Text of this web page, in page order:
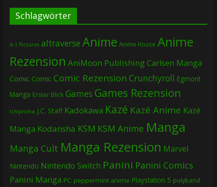
Schlagwörter
A-1 Pictures altraverse Anime Anime House Anime
Rezension AniMoon PublishingCarlsen Manga
Comic Comic Comic Rezension Crunchyroll Egmont
Manga Erster Blick Games Games Rezension
Ichijinsha J.C. Staff Kadokawa Kazé Kazé Anime Kazé
Manga Kodansha KSM KSM Anime Manga
Manga Cult Manga Rezension Marvel
Nintendo Nintendo Switch Panini Panini Comics
Panini Manga PC peppermint anime Playstation 5 polyband